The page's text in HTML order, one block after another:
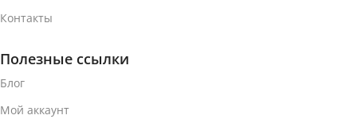
Контакты
Полезные ссылки
Блог
Мой аккаунт